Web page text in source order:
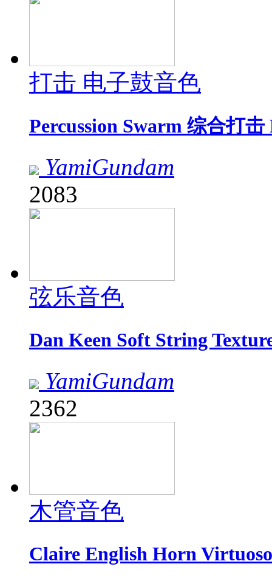
打击 电子鼓音色
Percussion Swarm 综合打
YamiGundam
2083
弦乐音色
Dan Keen Soft String
YamiGundam
2362
木管音色
Claire English Horn